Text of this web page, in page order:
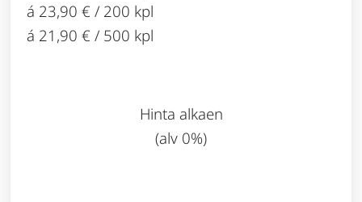
á 23,90 € / 200 kpl
á 21,90 € / 500 kpl
Hinta alkaen
(alv 0%)